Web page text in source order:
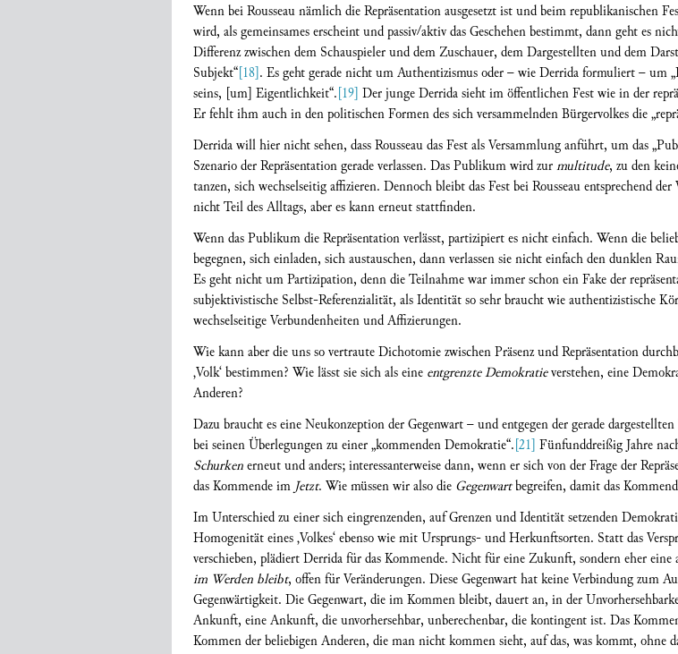
Wenn bei Rousseau nämlich die Repräsentation ausgesetzt ist und beim republikanischen
wird, als gemeinsames erscheint und passiv/aktiv das Geschehen bestimmt, dann geht es
Differenz zwischen dem Schauspieler und dem Zuschauer, dem Dargestellten und dem
Subjekt“[18]. Es geht gerade nicht um Authentizismus oder – wie Derrida formuliert – um
seins, [um] Eigentlichkeit“.[19] Der junge Derrida sieht im öffentlichen Fest wie in der
Er fehlt ihm auch in den politischen Formen des sich versammelnden Bürgervolkes die
Derrida will hier nicht sehen, dass Rousseau das Fest als Versammlung anführt, um das
Szenario der Repräsentation gerade verlassen. Das Publikum wird zurmultitude, zu den
tanzen, sich wechselseitig affizieren. Dennoch bleibt das Fest bei Rousseau entsprechend
nicht Teil des Alltags, aber es kann erneut stattfinden.
Wenn das Publikum die Repräsentation verlässt, partizipiert es nicht einfach. Wenn die
begegnen, sich einladen, sich austauschen, dann verlassen sie nicht einfach den dunklen
Es geht nicht um Partizipation, denn die Teilnahme war immer schon ein Fake der
subjektivistische Selbst-Referenzialität, als Identität so sehr braucht wie authentizistische
wechselseitige Verbundenheiten und Affizierungen.
Wie kann aber die uns so vertraute Dichotomie zwischen Präsenz und Repräsentation
‚Volk‘ bestimmen? Wie lässt sie sich als eine entgrenzte Demokratieverstehen, eine
Anderen?
Dazu braucht es eine Neukonzeption der Gegenwart – und entgegen der gerade
bei seinen Überlegungen zu einer „kommenden Demokratie“.[21] Fünfunddreißig Jahre
Schurkenerneut und anders; interessanterweise dann, wenn er sich von der Frage der
das Kommende imJetzt. Wie müssen wir also die Gegenwartbegreifen, damit das
Im Unterschied zu einer sich eingrenzenden, auf Grenzen und Identität setzenden
Homogenität eines ‚Volkes‘ ebenso wie mit Ursprungs- und Herkunftsorten. Statt das
verschieben, plädiert Derrida für das Kommende. Nicht für eine Zukunft, sondern eher eine
im Werden bleibt, offen für Veränderungen. Diese Gegenwart hat keine Verbindung zum
Gegenwärtigkeit. Die Gegenwart, die im Kommen bleibt, dauert an, in der
Ankunft, eine Ankunft, die unvorhersehbar, unberechenbar, die kontingent ist. Das
Kommen der beliebigen Anderen, die man nicht kommen sieht, auf das, was kommt, ohne